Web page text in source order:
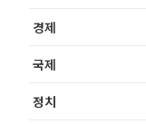
경제
국제
정치